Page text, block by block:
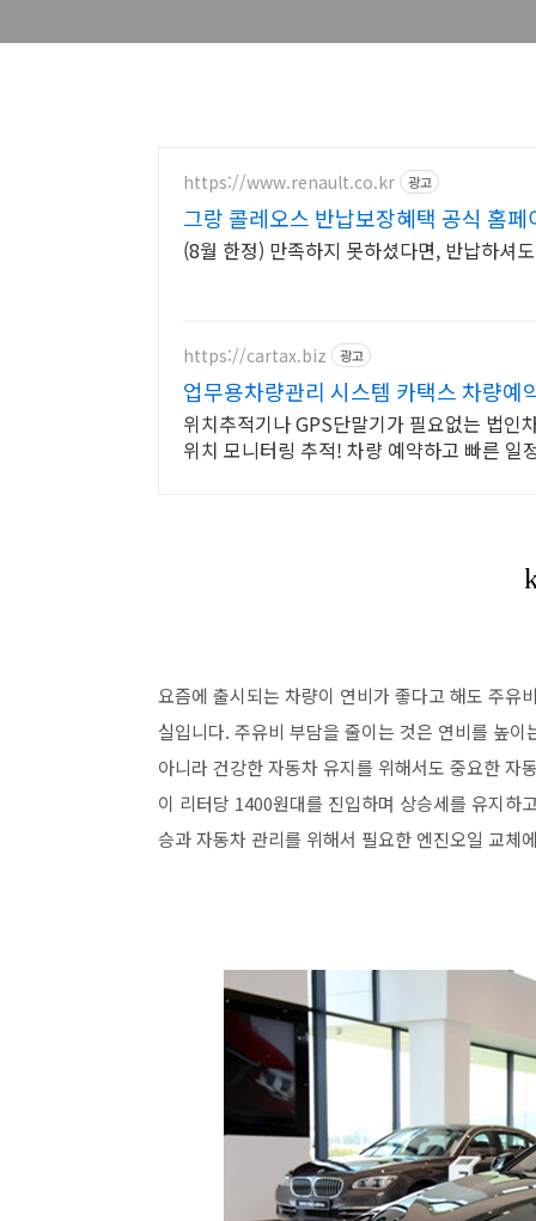
https://www.renault.co.kr 광고
그랑 콜레오스 반납보장혜택 공식 홈
(8월 한정) 만족하지 못하셨다면, 반납하셔
https://cartax.biz 광고
업무용차량관리 시스템 카택스 차량예
위치추적기나 GPS단말기가 필요없는 법인
위치 모니터링 추적! 차량 예약하고 빠른 일
요즘에 출시되는 차량이 연비가 좋다고 해도 주유
실입니다. 주유비 부담을 줄이는 것은 연비를 높
아니라 건강한 자동차 유지를 위해서도 중요한 자
이 리터당 1400원대를 진입하며 상승세를 유지하
승과 자동차 관리를 위해서 필요한 엔진오일 교체